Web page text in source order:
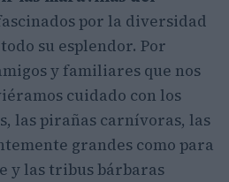
por la diversidad
su esplendor. Por
y familiares que nos
cuidado con los
las pirañas carnívoras, las
grandes como para
y las tribus bárbaras